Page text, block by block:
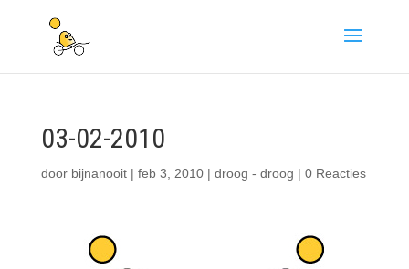
03-02-2010
door bijnanooit| feb 3, 2010| droog - droog | 0 Reacties